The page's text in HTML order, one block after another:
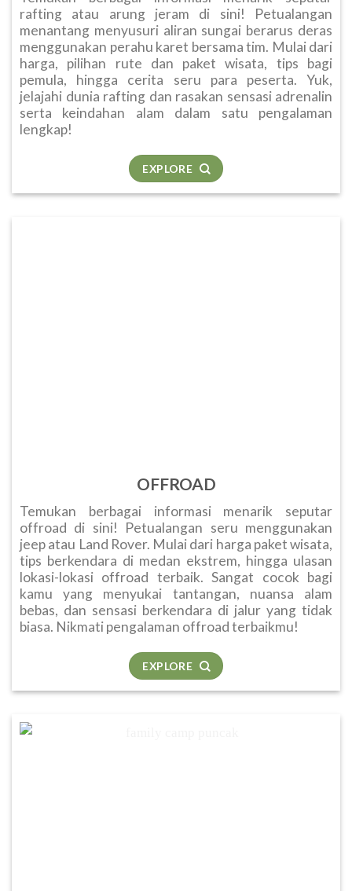
rafting atau arung jeram di sini! Petualangan
menantang menyusuri aliran sungai berarus deras
menggunakan perahu karet bersama tim. Mulai dari
harga, pilihan rute dan paket wisata, tips bagi
pemula, hingga cerita seru para peserta. Yuk,
jelajahi dunia rafting dan rasakan sensasi adrenalin
serta keindahan alam dalam satu pengalaman
lengkap!
EXPLORE
OFFROAD
Temukan berbagai informasi menarik seputar
offroad di sini! Petualangan seru menggunakan
jeep atau Land Rover. Mulai dari harga paket wisata,
tips berkendara di medan ekstrem, hingga ulasan
lokasi-lokasi offroad terbaik. Sangat cocok bagi
kamu yang menyukai tantangan, nuansa alam
bebas, dan sensasi berkendara di jalur yang tidak
biasa. Nikmati pengalaman offroad terbaikmu!
EXPLORE